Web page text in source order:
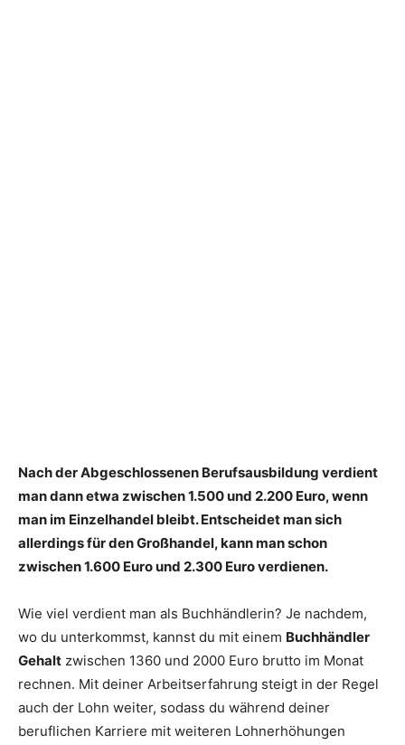
Nach der Abgeschlossenen Berufsausbildung verdient
mandann etwa zwischen 1.500 und 2.200 Euro,wenn
manim Einzelhandel bleibt. Entscheidetmansich
allerdings für den Großhandel,kann manschon
zwischen 1.600 Euro und 2.300 Euroverdienen.
Wie viel verdient man als Buchhändlerin? Je nachdem,
wo du unterkommst, kannst du mit einem Buchhändler
Gehalt zwischen 1360 und 2000 Euro brutto im Monat
rechnen. Mit deiner Arbeitserfahrung steigt in der Regel
auch der Lohn weiter, sodass du während deiner
beruflichen Karriere mit weiteren Lohnerhöhungen